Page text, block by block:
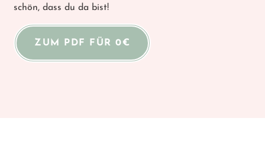
schön, dass du da bist!
ZUM PDF FÜR 0€